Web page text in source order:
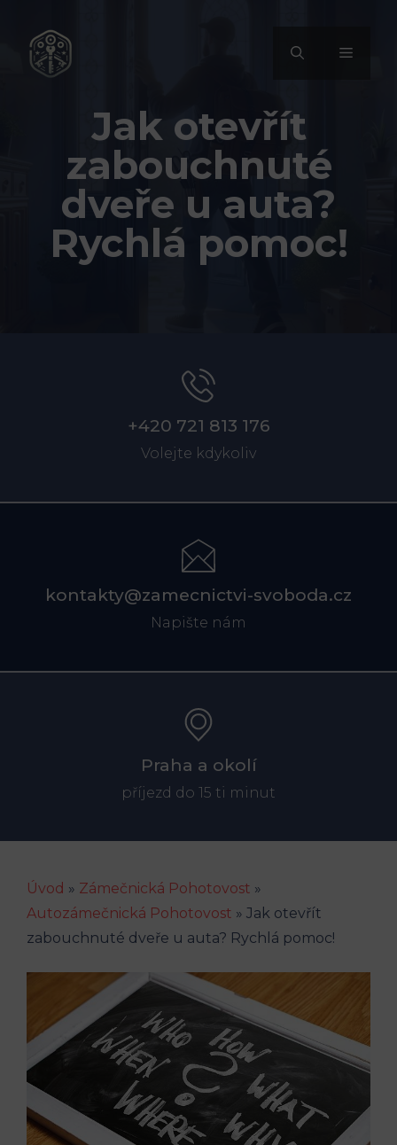
obsah
MENU
Jak otevřít
zabouchnuté
dveře u auta?
Rychlá pomoc!
+420 721 813 176
Volejte kdykoliv
kontakty@zamecnictvi-svoboda.cz
Napište nám
Praha a okolí
příjezd do 15 ti minut
Úvod » Zámečnická Pohotovost »
Autozámečnická Pohotovost » Jak otevřít
zabouchnuté dveře u auta? Rychlá pomoc!